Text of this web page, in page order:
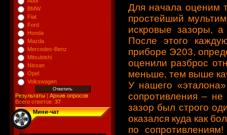
BMW
Fiat
Ford
Honda
Mazda
Mercedes-Benz
Mitsubishi
Nissan
Opel
Volkswagen
Результаты| Архив опросов
Всего ответов: 37
Мини-чат
Для начала оценим
простейший
искровые зазоры, а
После этого
приборе Э203,
оценили разброс
меньше, тем выше
У нашего
сопротивления –
зазор был строго
оказался куда как
по